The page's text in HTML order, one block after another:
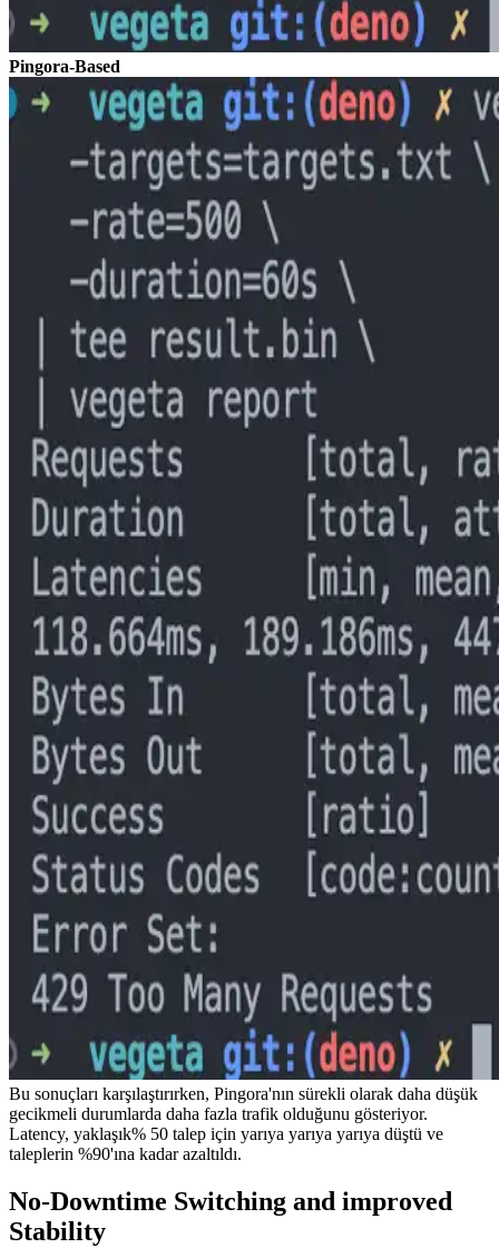
Pingora-Based
Bu sonuçları karşılaştırırken, Pingora'nın sürekli olarak daha düşük
gecikmeli durumlarda daha fazla trafik olduğunu gösteriyor.
Latency, yaklaşık% 50 talep için yarıya yarıya yarıya düştü ve
taleplerin %90'ına kadar azaltıldı.
No-Downtime Switching and improved
Stability